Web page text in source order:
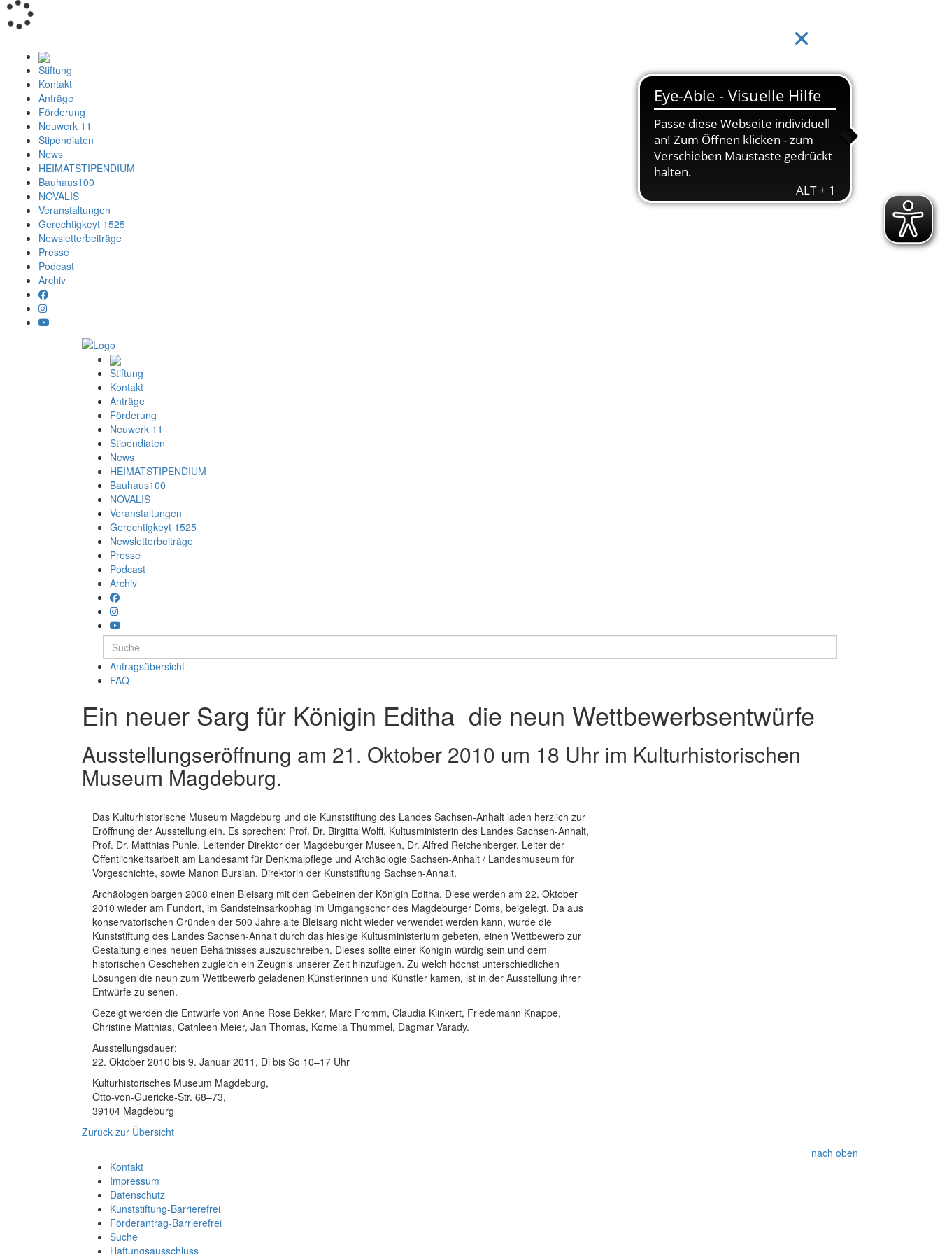
Stiftung
Kontakt
Anträge
Förderung
Neuwerk 11
Stipendiaten
News
HEIMATSTIPENDIUM
Bauhaus100
NOVALIS
Veranstaltungen
Gerechtigkeyt 1525
Newsletterbeiträge
Presse
Podcast
Archiv
Stiftung
Kontakt
Anträge
Förderung
Neuwerk 11
Stipendiaten
News
HEIMATSTIPENDIUM
Bauhaus100
NOVALIS
Veranstaltungen
Gerechtigkeyt 1525
Newsletterbeiträge
Presse
Podcast
Archiv
Antragsübersicht
FAQ
Ein neuer Sarg für Königin Editha  die neun Wettbewerbsentwürfe
Ausstellungseröffnung am 21. Oktober 2010 um 18 Uhr im Kulturhistorischen
Museum Magdeburg.
Das Kulturhistorische Museum Magdeburg und die Kunststiftung des Landes Sachsen-Anhalt laden herzlich zur
Eröffnung der Ausstellung ein. Es sprechen: Prof. Dr. Birgitta Wolff, Kultusministerin des Landes Sachsen-Anhalt,
Prof. Dr. Matthias Puhle, Leitender Direktor der Magdeburger Museen, Dr. Alfred Reichenberger, Leiter der
Öffentlichkeitsarbeit am Landesamt für Denkmalpflege und Archäologie Sachsen-Anhalt / Landesmuseum für
Vorgeschichte, sowie Manon Bursian, Direktorin der Kunststiftung Sachsen-Anhalt.
Archäologen bargen 2008 einen Bleisarg mit den Gebeinen der Königin Editha. Diese werden am 22. Oktober
2010 wieder am Fundort, im Sandsteinsarkophag im Umgangschor des Magdeburger Doms, beigelegt. Da aus
konservatorischen Gründen der 500 Jahre alte Bleisarg nicht wieder verwendet werden kann, wurde die
Kunststiftung des Landes Sachsen-Anhalt durch das hiesige Kultusministerium gebeten, einen Wettbewerb zur
Gestaltung eines neuen Behältnisses auszuschreiben. Dieses sollte einer Königin würdig sein und dem
historischen Geschehen zugleich ein Zeugnis unserer Zeit hinzufügen. Zu welch höchst unterschiedlichen
Lösungen die neun zum Wettbewerb geladenen Künstlerinnen und Künstler kamen, ist in der Ausstellung ihrer
Entwürfe zu sehen.
Gezeigt werden die Entwürfe von Anne Rose Bekker, Marc Fromm, Claudia Klinkert, Friedemann Knappe,
Christine Matthias, Cathleen Meier, Jan Thomas, Kornelia Thümmel, Dagmar Varady.
Ausstellungsdauer:
22. Oktober 2010 bis 9. Januar 2011, Di bis So 10–17 Uhr
Kulturhistorisches Museum Magdeburg,
Otto-von-Guericke-Str. 68–73,
39104 Magdeburg
Zurück zur Übersicht
nach oben
Kontakt
Impressum
Datenschutz
Kunststiftung-Barrierefrei
Förderantrag-Barrierefrei
Suche
Haftungsausschluss